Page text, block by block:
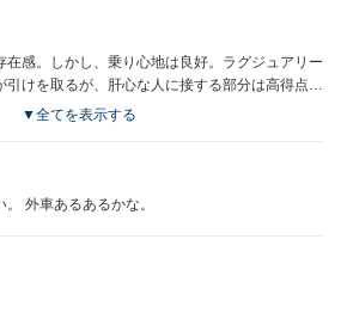
から動かそうとすると、大昔のターボ車みたい
けでは反応せず更に踏み込むと一気に動いて
ていれば当然そんなことは無い。 ・一般的な
と小回りが利かない ・ブッシュ類の劣化がわか
をかければかけた分だけ新車当時の快適さが
されている個体とそうでない個体の差が激し
ていればまるでCVTの様な滑らかな乗り心地を
される。 ・一部変な所（Aピラー外装部品等）で
のが難点。 ただ、頑張って探せば意外と見つ
。 その分お店に頼むと嫌な顔をされるのでそ
てV90CCを新車で買おう。
キロだったかな？総重量で２トン近いので燃費
が違う気がする。 ２０年乗った所で古くなった
数が経っても綺麗な状態を維持している様に思
少の手間と出費を惜しまず適切な整備を出来る
１以下の値段で２００４年頃当時ボルボの最高
かもしれない。
在感。しかし、乗り心地は良好。ラグジュアリー
けを取るが、肝心な人に接する部分は高得点。
題無い、スキー行きなどではさりげなく主張して
▼全てを表示する
外車あるあるかな。